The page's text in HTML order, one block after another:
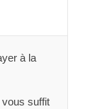
à la
suffit